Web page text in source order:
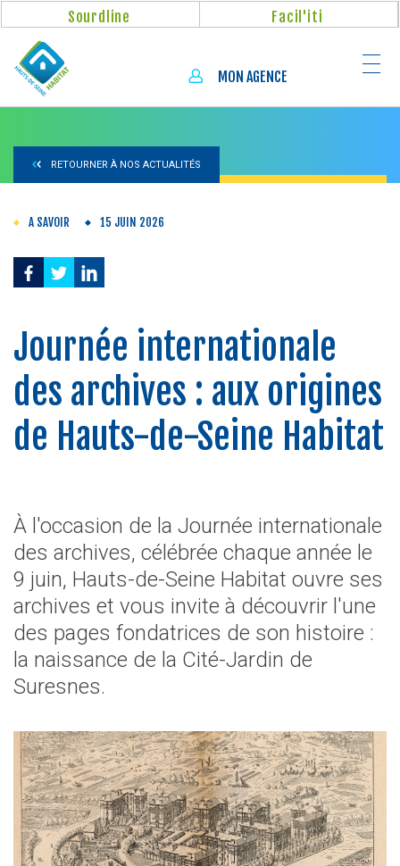
principal
Sourdline Facil'iti
MON AGENCE
RETOURNER À NOS ACTUALITÉS
A SAVOIR 15 JUIN 2026
Journée internationale
des archives : aux origines
de Hauts-de-Seine Habitat
À l'occasion de la Journée internationale
des archives, célébrée chaque année le
9 juin, Hauts-de-Seine Habitat ouvre ses
archives et vous invite à découvrir l'une
des pages fondatrices de son histoire :
la naissance de la Cité-Jardin de
Suresnes.
Panneau de gestion des cookies